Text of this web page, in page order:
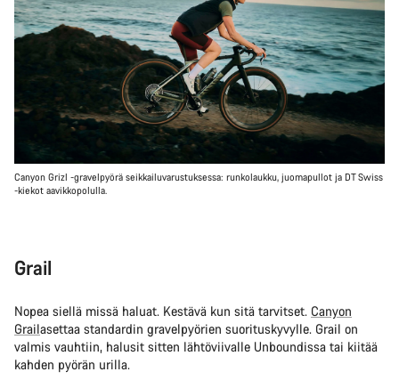
Canyon Grizl -gravelpyörä seikkailuvarustuksessa: runkolaukku, juomapullot ja DT Swiss
-kiekot aavikkopolulla.
Grail
Nopea siellä missä haluat. Kestävä kun sitä tarvitset. Canyon
Grailasettaa standardin gravelpyörien suorituskyvylle. Grail on
valmis vauhtiin, halusit sitten lähtöviivalle Unboundissa tai kiitää
kahden pyörän urilla.